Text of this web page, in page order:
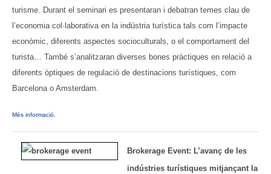
turisme. Durant el seminari es presentaran i debatran temes clau de
l’economia col·laborativa en la indústria turística tals com l’impacte
econòmic, diferents aspectes socioculturals, o el comportament del
turista… També s’analitzaran diverses bones pràctiques en relació a
diferents òptiques de regulació de destinacions turístiques, com
Barcelona o Amsterdam.
Més informació.
Brokerage Event: L’avanç de les
indústries turístiques mitjançant la